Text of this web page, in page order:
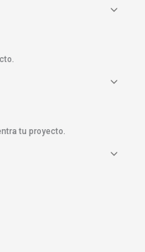
tu proyecto.